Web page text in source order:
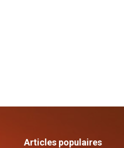
Articles populaires